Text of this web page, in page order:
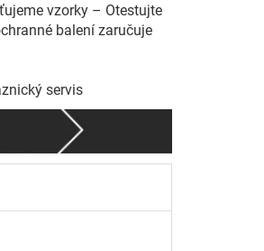
vzorky – Otestujte
balení zaručuje
servis